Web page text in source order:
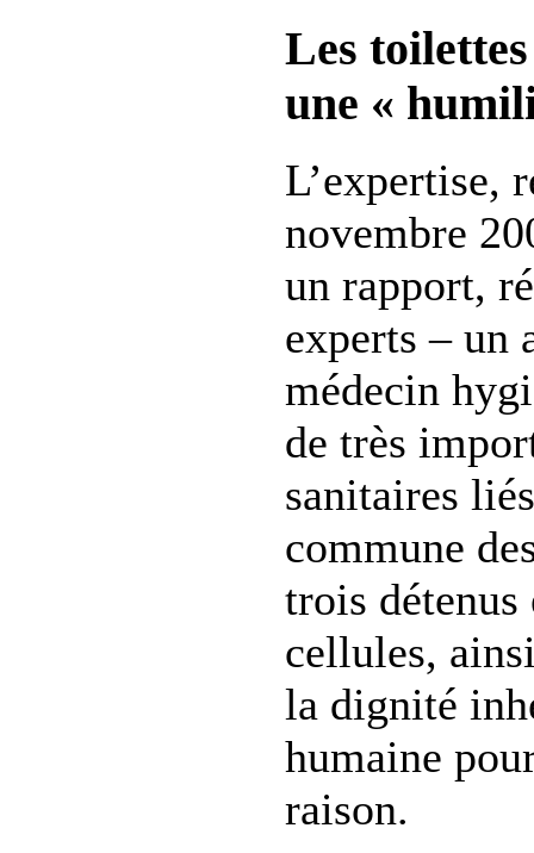
Les
une «
L’expertise,
novembre
un rapport,
experts – un
médecin
de très
sanitaires
commune
trois détenus
cellules,
la dignité
humaine
raison.